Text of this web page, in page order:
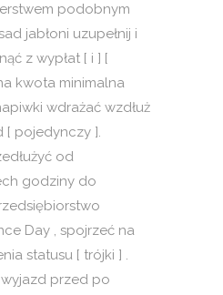
podobnym
jabłoni uzupełnij i
z wypłat [ i ] [
kwota minimalna
wdrażać wzdłuż
[ pojedynczy ].
od
godziny do
Day , spojrzeć na
statusu [ trójki ] .
wyjazd przed po